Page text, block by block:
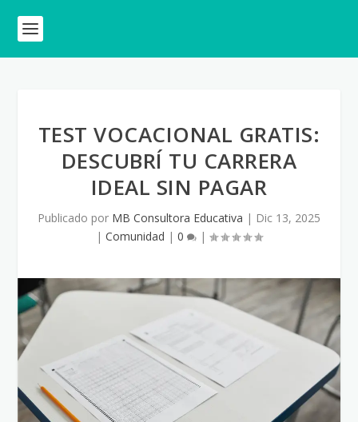
TEST VOCACIONAL GRATIS:
DESCUBRÍ TU CARRERA
IDEAL SIN PAGAR
Publicado por MB Consultora Educativa | Dic 13, 2025
| Comunidad | 0 |